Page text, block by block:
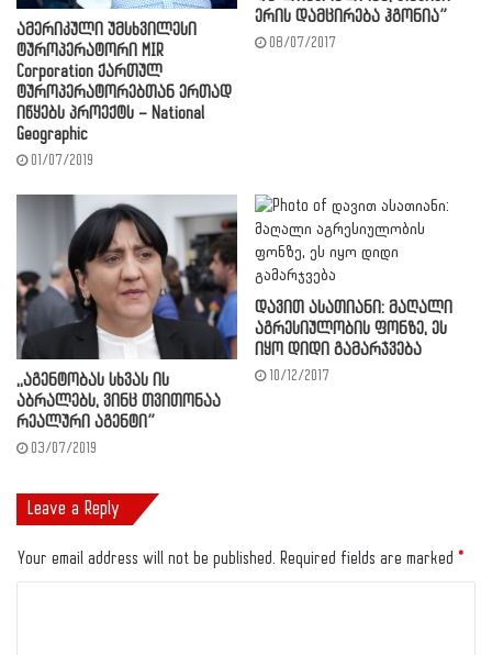
ამერიკული უმსხვილესი
ტუროპერატორი MIR
Corporation ქართულ
ტუროპერატორებთან ერთად
იწყებს პროექტს – National
Geographic
01/07/2019
ერის დამცირება ჰგონია”
08/07/2017
,,აგენტობას სხვას ის
აბრალებს, ვინც თვითონაა
რეალური აგენტი”
03/07/2019
დავით ასათიანი: მაღალი
აგრესიულობის ფონზე, ეს
იყო დიდი გამარჯვება
10/12/2017
Leave a Reply
Your email address will not be published. Required fields are marked *